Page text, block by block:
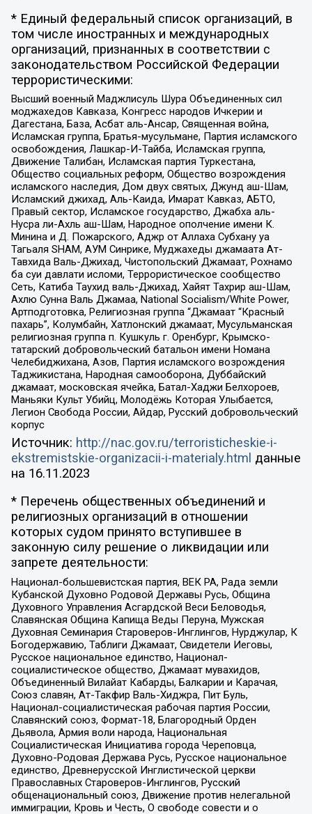
* Единый федеральный список организаций, в
том числе иностранных и международных
организаций, признанных в соответствии с
законодательством Российской Федерации
террористическими:
Высший военный Маджлисуль Шура Объединенных сил
моджахедов Кавказа, Конгресс народов Ичкерии и
Дагестана, База, Асбат аль-Ансар, Священная война,
Исламская группа, Братья-мусульмане, Партия исламского
освобождения, Лашкар-И-Тайба, Исламская группа,
Движение Талибан, Исламская партия Туркестана,
Общество социальных реформ, Общество возрождения
исламского наследия, Дом двух святых, Джунд аш-Шам,
Исламский джихад, Аль-Каида, Имарат Кавказ, АБТО,
Правый сектор, Исламское государство, Джабха аль-
Нусра ли-Ахль аш-Шам, Народное ополчение имени К.
Минина и Д. Пожарского, Аджр от Аллаха Субхану уа
Тагьаля SHAM, АУМ Синрике, Муджахеды джамаата Ат-
Тавхида Валь-Джихад, Чистопольский Джамаат, Рохнамо
ба суи давлати исломи, Террористическое сообщество
Сеть, Катиба Таухид валь-Джихад, Хайят Тахрир аш-Шам,
Ахлю Сунна Валь Джамаа, National Socialism/White Power,
Артподготовка, Религиозная группа “Джамаат “Красный
пахарь”, Колумбайн, Хатлонский джамаат, Мусульманская
религиозная группа п. Кушкуль г. Оренбург, Крымско-
татарский добровольческий батальон имени Номана
Челебиджихана, Азов, Партия исламского возрождения
Таджикистана, Народная самооборона, Дуббайский
джамаат, московская ячейка, Батал-Хаджи Белхороев,
Маньяки Культ Убийц, Молодёжь Которая Улыбается,
Легион Свобода России, Айдар, Русский добровольческий
корпус
Источник: http://nac.gov.ru/terroristicheskie-i-
ekstremistskie-organizacii-i-materialy.html данные
на 16.11.2023
* Перечень общественных объединений и
религиозных организаций в отношении
которых судом принято вступившее в
законную силу решение о ликвидации или
запрете деятельности:
Национал-большевистская партия, ВЕК РА, Рада земли
Кубанской Духовно Родовой Державы Русь, Община
Духовного Управления Асгардской Веси Беловодья,
Славянская Община Капища Веды Перуна, Мужская
Духовная Семинария Староверов-Инглингов, Нурджулар, К
Богодержавию, Таблиги Джамаат, Свидетели Иеговы,
Русское национальное единство, Национал-
социалистическое общество, Джамаат мувахидов,
Объединенный Вилайат Кабарды, Балкарии и Карачая,
Союз славян, Ат-Такфир Валь-Хиджра, Пит Буль,
Национал-социалистическая рабочая партия России,
Славянский союз, Формат-18, Благородный Орден
Дьявола, Армия воли народа, Национальная
Социалистическая Инициатива города Череповца,
Духовно-Родовая Держава Русь, Русское национальное
единство, Древнерусской Инглистической церкви
Православных Староверов-Инглингов, Русский
общенациональный союз, Движение против нелегальной
иммиграции, Кровь и Честь, О свободе совести и о